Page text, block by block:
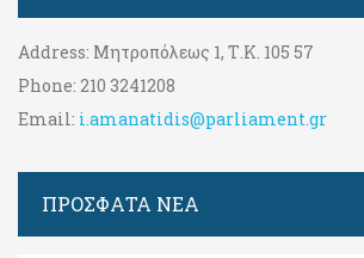
Address: Μητροπόλεως 1, Τ.Κ. 105 57
Phone: 210 3241208
Email: i.amanatidis@parliament.gr
ΠΡΟΣΦΑΤΑ ΝΕΑ